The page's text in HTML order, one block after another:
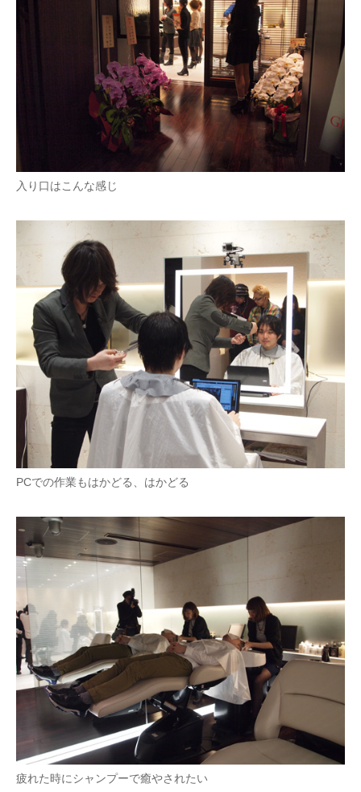
電子設計の基本と応用
エネルギーの専門メディア
建設×テクノロジーの最前線
ちょっと気になるネットの話題
入り口はこんな感じ
PCでの作業もはかどる、はかどる
疲れた時にシャンプーで癒やされたい